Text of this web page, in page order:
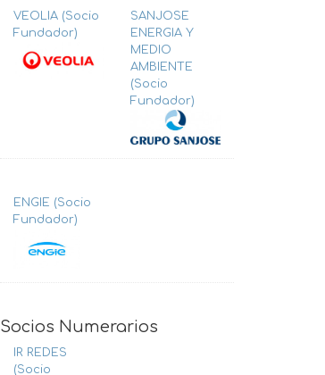
VEOLIA (Socio
Fundador)
SANJOSE
ENERGIA Y
MEDIO
AMBIENTE
(Socio
Fundador)
ENGIE (Socio
Fundador)
Socios Numerarios
IR REDES
(Socio